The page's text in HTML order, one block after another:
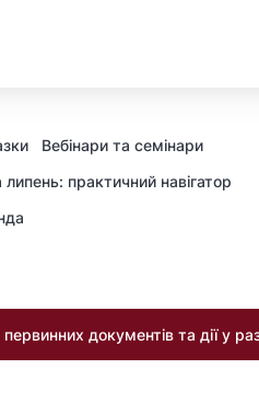
Вебінари та семінари
липень: практичний навігатор
документів та дії у